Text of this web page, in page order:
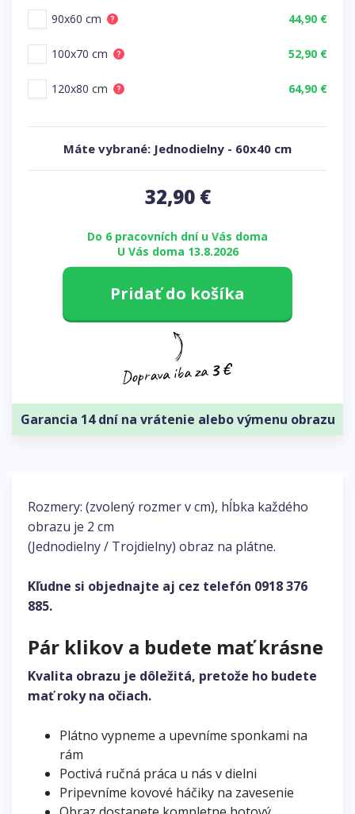
Rozmery: (zvolený rozmer v cm), hĺbka každého
obrazu je 2 cm
(Jednodielny / Trojdielny) obraz na plátne.
Kľudne si objednajte aj cez telefón 0918 376
885.
Pár klikov a budete mať krásne
Kvalita obrazu je dôležitá, pretože ho budete
mať roky na očiach.
Plátno vypneme a upevníme sponkami na
rám
Poctivá ručná práca u nás v dielni
Pripevníme kovové háčiky na zavesenie
90x60 cm ? 44,90 €
100x70 cm ? 52,90 €
120x80 cm ? 64,90 €
Máte vybrané: Jednodielny - 60x40 cm
32,90€
Do 6 pracovních dní u Vás doma
U Vás doma 13.8.2026
Pridať do košíka
Garancia 14 dní na vrátenie alebo výmenu obrazu